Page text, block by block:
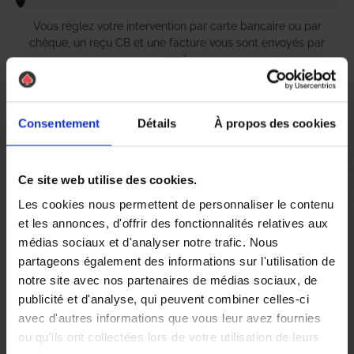
Consentement Détails À propos des cookies
Ce site web utilise des cookies.
Les cookies nous permettent de personnaliser le contenu
et les annonces, d'offrir des fonctionnalités relatives aux
médias sociaux et d'analyser notre trafic. Nous
partageons également des informations sur l'utilisation de
notre site avec nos partenaires de médias sociaux, de
publicité et d'analyse, qui peuvent combiner celles-ci
avec d'autres informations que vous leur avez fournies
ou qu'ils ont collectées lors de votre utilisation de leurs
Vous réglez votre intervention par carte bancaire ou par
chèque, un reçu CB et une facture vous sont envoyés par
mail.
Vous recevez une demande d’évaluation de votre expérience
avec l’équipe AS DE PIC.
Nous avons pensé à tout
À Saint-Denis-en-Val, la présence denid de guêpeset de